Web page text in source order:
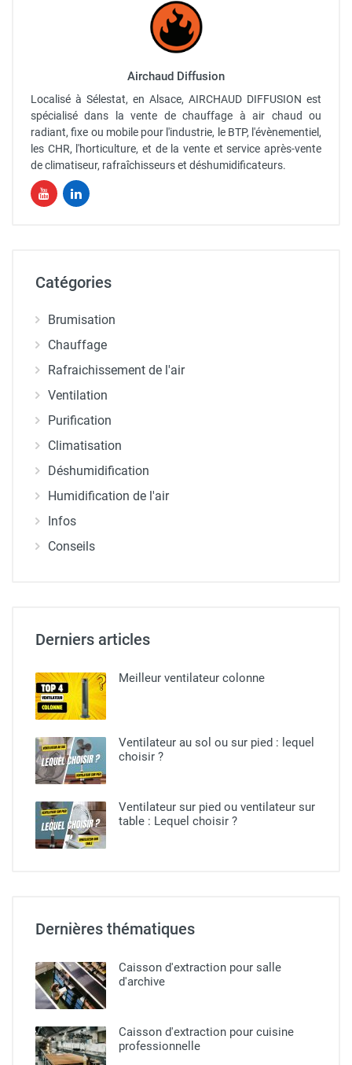
Airchaud Diffusion
Localisé à Sélestat, en Alsace, AIRCHAUD DIFFUSION est
spécialisé dans la vente de chauffage à air chaud ou
radiant, fixe ou mobile pour l'industrie, le BTP, l'évènementiel,
les CHR, l'horticulture, et de la vente et service après-vente
de climatiseur, rafraîchisseurs et déshumidificateurs.
Catégories
Brumisation
Chauffage
Rafraichissement de l'air
Ventilation
Purification
Climatisation
Déshumidification
Humidification de l'air
Infos
Conseils
Derniers articles
Meilleur ventilateur colonne
Ventilateur au sol ou sur pied​ : lequel
choisir ?
Ventilateur sur pied ou ventilateur sur
table : Lequel choisir ?
Dernières thématiques
Caisson d'extraction pour salle
d'archive
Caisson d'extraction pour cuisine
professionnelle​